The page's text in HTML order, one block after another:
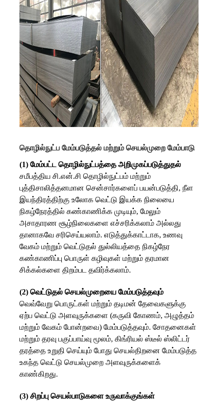
தொழில்நுட்ப மேம்படுத்தல் மற்றும் செயல்முறை மேம்பாடு
(1) மேம்பட்ட தொழில்நுட்பத்தை அறிமுகப்படுத்துதல்
சமீபத்திய சி.என்.சி தொழில்நுட்பம் மற்றும்
புத்திசாலித்தனமான சென்சார்களைப் பயன்படுத்தி, நீள
இயந்திரத்திற்கு உலோக வெட்டு இயக்க நிலையை
நிகழ்நேரத்தில் கண்காணிக்க முடியும், மேலும்
அசாதாரண சூழ்நிலைகளை எச்சரிக்கலாம் அல்லது
தானாகவே சரிசெய்யலாம். எடுத்துக்காட்டாக, உணவு
வேகம் மற்றும் வெட்டுதல் துல்லியத்தை நிகழ்நேர
கண்காணிப்பு பொருள் கழிவுகள் மற்றும் தரமான
சிக்கல்களை திறம்பட தவிர்க்கலாம்.
(2) வெட்டுதல் செயல்முறையை மேம்படுத்தவும்
வெவ்வேறு பொருட்கள் மற்றும் தடிமன் தேவைகளுக்கு
ஏற்ப வெட்டு அளவுருக்களை (கருவி கோணம், அழுத்தம்
மற்றும் வேகம் போன்றவை) மேம்படுத்தவும். சோதனைகள்
மற்றும் தரவு பகுப்பாய்வு மூலம், கிங்ரியல் ஸ்டீல் ஸ்லிட்டர்
தரத்தை உறுதி செய்யும் போது செயல்திறனை மேம்படுத்த
உகந்த வெட்டு செயல்முறை அளவுருக்களைக்
காண்கிறது.
(3) சிறப்பு செயல்பாடுகளை உருவாக்குங்கள்